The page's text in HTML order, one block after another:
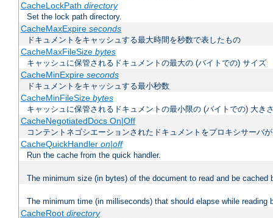
CacheLockPath directory
Set the lock path directory.
CacheMaxExpire seconds
ドキュメントをキャッシュする最大時間を秒数で表したもの
CacheMaxFileSize bytes
キャッシュに保管されるドキュメントの最大の (バイトでの) サイズ
CacheMinExpire seconds
ドキュメントをキャッシュする最小秒数
CacheMinFileSize bytes
キャッシュに保管されるドキュメントの最小限の (バイトでの) 大き
CacheNegotiatedDocs On|Off
コンテントネゴシエーションされたドキュメントをプロキシサーバ
CacheQuickHandler on|off
Run the cache from the quick handler.
The minimum size (in bytes) of the document to read and be cached
The minimum time (in milliseconds) that should elapse while reading
CacheRoot directory